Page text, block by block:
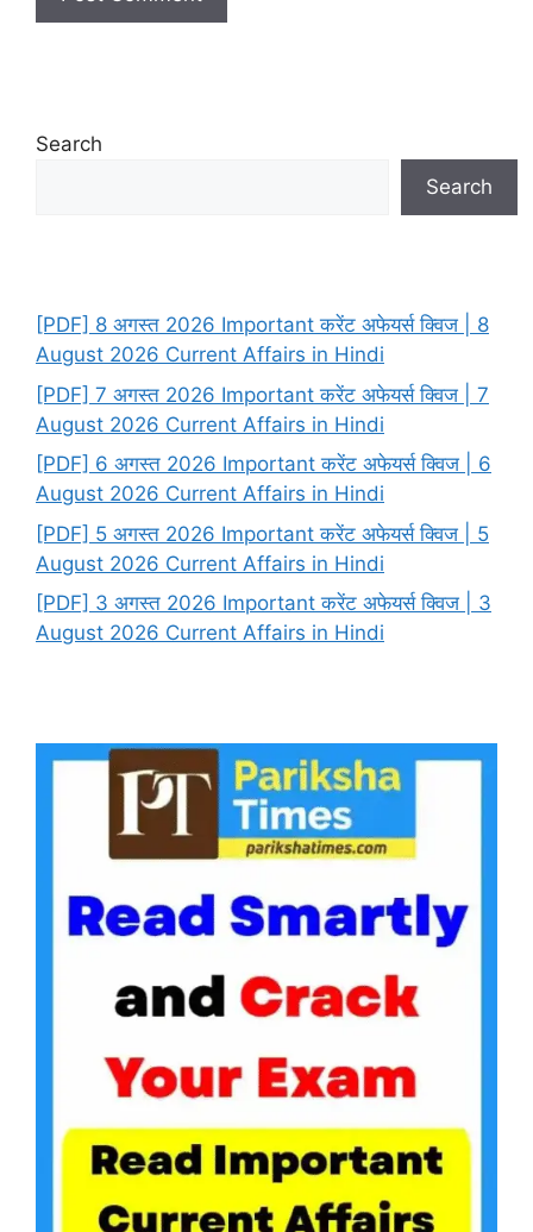
Search
Search
[PDF] 8 अगस्त 2026 Important करेंट अफेयर्स क्विज | 8
August 2026 Current Affairs in Hindi
[PDF] 7 अगस्त 2026 Important करेंट अफेयर्स क्विज | 7
August 2026 Current Affairs in Hindi
[PDF] 6 अगस्त 2026 Important करेंट अफेयर्स क्विज | 6
August 2026 Current Affairs in Hindi
[PDF] 5 अगस्त 2026 Important करेंट अफेयर्स क्विज | 5
August 2026 Current Affairs in Hindi
[PDF] 3 अगस्त 2026 Important करेंट अफेयर्स क्विज | 3
August 2026 Current Affairs in Hindi